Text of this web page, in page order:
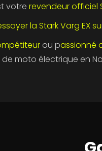
votre revendeur officiel
la Stark Varg EX
ou passionné
moto électrique en